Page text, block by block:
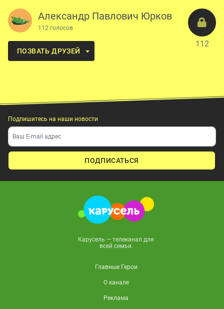
112
Александр Павлович Юрков
112 голосов
ПОЗВАТЬ ДРУЗЕЙ
Подпишитесь на наши новости
ПОДПИСАТЬСЯ
Карусель — телеканал для
всей семьи.
Главные Герои
О канале
Реклама